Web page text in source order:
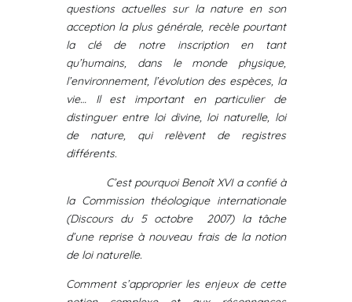
questions actuelles sur la nature en son
acception la plus générale, recèle pourtant
la clé de notre inscription en tant
qu’humains, dans le monde physique,
l’environnement, l’évolution des espèces, la
vie… Il est important en particulier de
distinguer entre loi divine, loi naturelle, loi
de nature, qui relèvent de registres
différents.
C’est pourquoi Benoît XVI a confié à
la Commission théologique internationale
(Discours du 5 octobre 2007) la tâche
d’une reprise à nouveau frais de la notion
de loi naturelle.
Comment s’approprier les enjeux de cette